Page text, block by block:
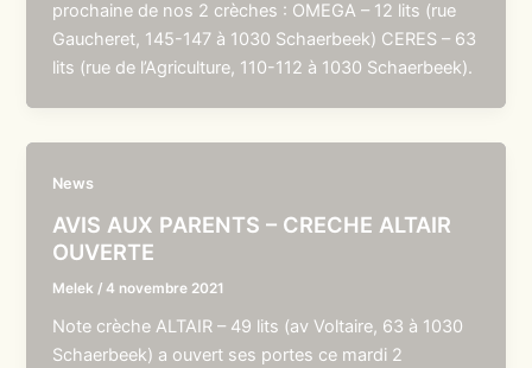
prochaine de nos 2 crèches : OMEGA – 12 lits (rue
Gaucheret, 145-147 à 1030 Schaerbeek) CERES – 63
lits (rue de l’Agriculture, 110-112 à 1030 Schaerbeek).
News
AVIS AUX PARENTS – CRECHE ALTAIR
OUVERTE
Melek /4 novembre 2021
Note crèche ALTAIR – 49 lits (av Voltaire, 63 à 1030
Schaerbeek) a ouvert ses portes ce mardi 2